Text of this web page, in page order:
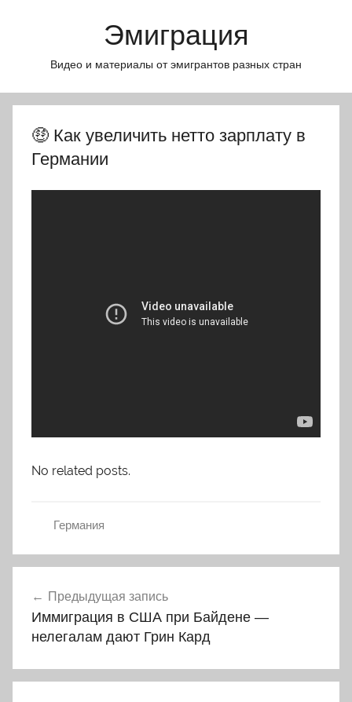
Эмиграция
Видео и материалы от эмигрантов разных стран
🤑 Как увеличить нетто зарплату в
Германии
No related posts.
Германия
по
записям
Предыдущая запись
Иммиграция в США при Байдене —
нелегалам дают Грин Кард